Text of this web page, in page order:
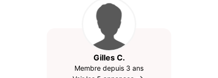
Gilles C.
Membre depuis 3 ans